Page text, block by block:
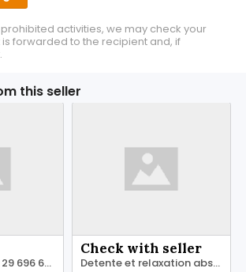
activities, we may check your
forwarded to the recipient and, if
this seller
Massage et plus 29 696 642
Check with seller
Detente et relaxation absolue 51 620 014